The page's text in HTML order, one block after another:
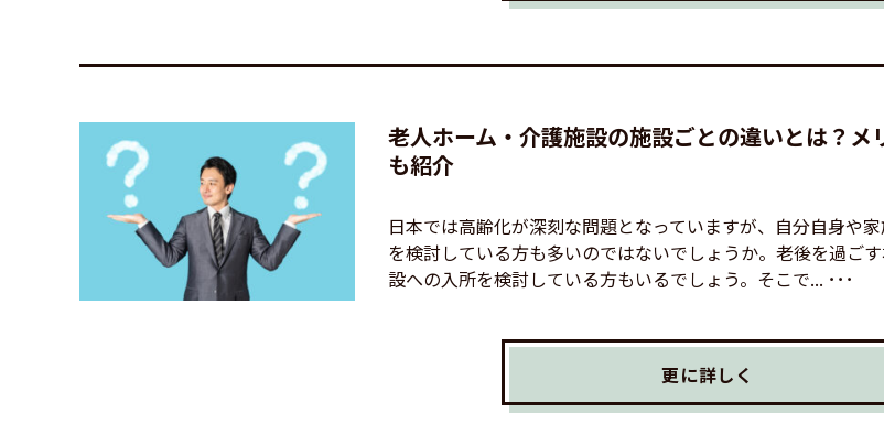
老人ホーム・介護施設の施設ごとの違いとは？メ
も紹介
日本では高齢化が深刻な問題となっていますが、自分自身や
を検討している方も多いのではないでしょうか。老後を過ご
設への入所を検討している方もいるでしょう。そこで... ･･･
更に詳しく